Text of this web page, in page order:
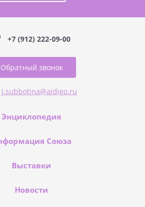
+7 (912) 222-09-00
Обратный звонок
j.subbotina@aidigo.ru
Энциклопедия
Союза
Выставки
Новости